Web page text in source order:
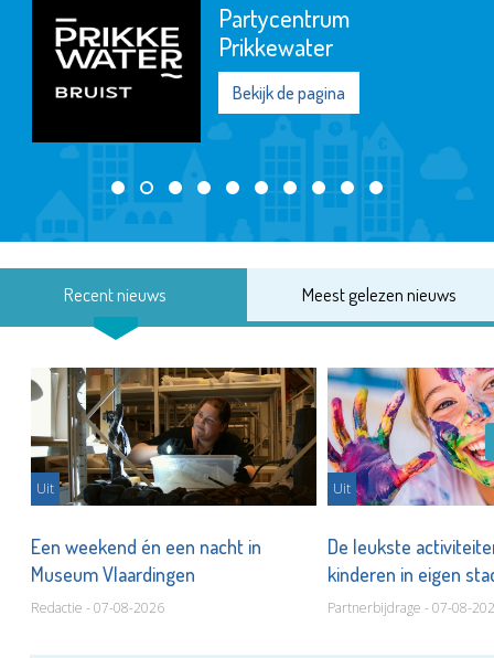
Partycentrum
Prikkewater
Bekijk de pagina
Recent nieuws Meest gelezen nieuws
Uit
Een weekend én een nacht in
Museum Vlaardingen
Redactie - 07-08-2026
Uit
De leukste
kinderen in eigen
Partnerbijdrage - 07-08-